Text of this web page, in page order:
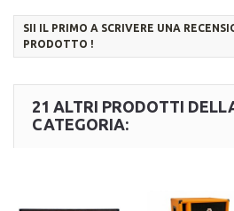
SII IL PRIMO A SCRIVERE UNA
PRODOTTO !
21 ALTRI PRODOTTI
CATEGORIA: